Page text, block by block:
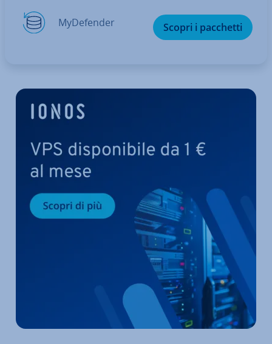
My­De­fen­der Scopri i pacchetti